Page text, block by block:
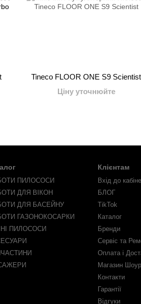
Tineco FLOOR ONE S9 Scientist
Ціну уточнюйте
ПИЛОСОСИ
ДЛЯ ВІКОН
ДЛЯ БАСЕЙНУ
ГАЗОНОКОСАРКИ
ПИЛОСОСИ
Клієнтам
Вхід до
БЛОГ
TikTok
Каталог
Бренди
Сервіс та
Оплата і
Магазин
Контакти
Гарантії
Відгуки